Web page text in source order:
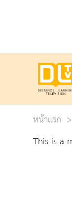
หน้าแรก
This is a